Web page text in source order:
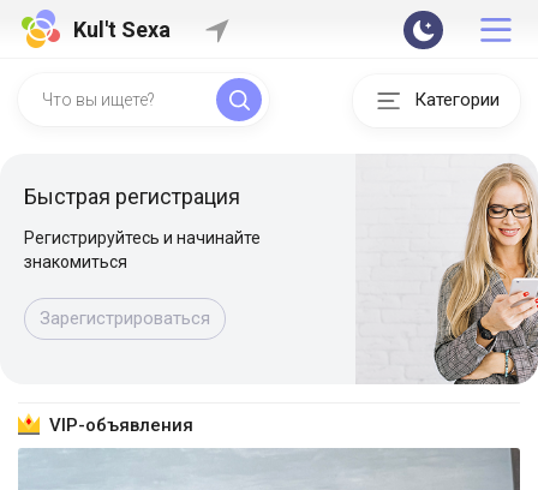
Kul't Sexa
Категории
Быстрая регистрация
Регистрируйтесь и начинайте
знакомиться
Зарегистрироваться
VIP-объявления